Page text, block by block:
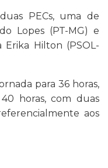
PECs, uma de
Lopes (PT-MG) e
Hilton (PSOL-
para 36 horas,
horas, com duas
aos